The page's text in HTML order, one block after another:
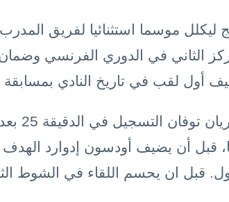
ليكلل موسما استثنائيا لفريق
الثاني في الدوري الفرنسي
أول لقب في تاريخ النادي
قبل أن يضيف أودسون إدوارد الهدف
. قبل ان يحسم اللقاء في الشوط